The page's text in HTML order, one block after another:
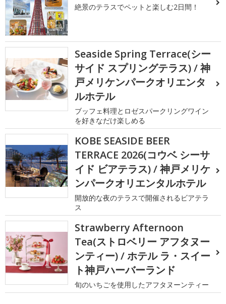
絶景のテラスでペットと楽しむ2日間！
Seaside Spring Terrace(シー
サイド スプリングテラス) / 神
戸メリケンパークオリエンタ
ルホテル
ブッフェ料理とロゼスパークリングワイン
を好きなだけ楽しめる
KOBE SEASIDE BEER
TERRACE 2026(コウベ シーサ
イド ビアテラス) / 神戸メリケ
ンパークオリエンタルホテル
開放的な夜のテラスで開催されるビアテラ
ス
Strawberry Afternoon
Tea(ストロベリー アフタヌー
ンティー) / ホテル ラ・スイー
ト神戸ハーバーランド
旬のいちごを使用したアフタヌーンティー